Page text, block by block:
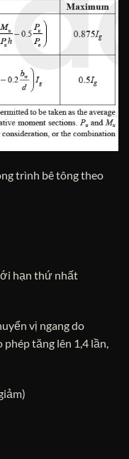
trình bê tông theo
hạn thứ nhất
vị ngang do
phép tăng lên 1,4 lần,